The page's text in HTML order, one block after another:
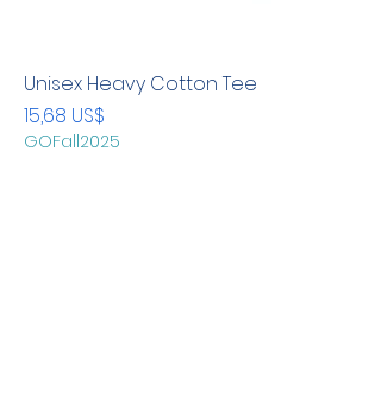
Unisex Heavy Cotton Tee
Precio
15,68 US$
GOFall2025